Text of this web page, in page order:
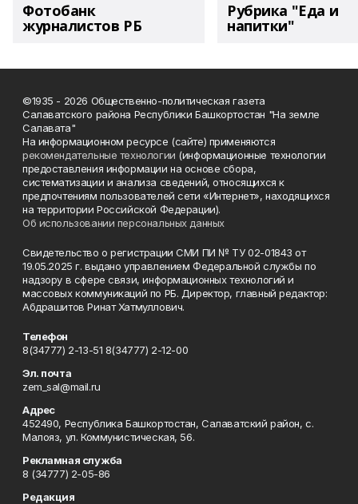
Фотобанк
журналистов РБ
Рубрика "Еда и
напитки"
©1935 - 2026 Общественно-политическая газета
Салаватского района Республики Башкортостан "На земле
Салавата"
На информационном ресурсе (сайте) применяются
рекомендательные технологии (информационные технологии
предоставления информации на основе сбора,
систематизации и анализа сведений, относящихся к
предпочтениям пользователей сети «Интернет», находящихся
на территории Российской Федерации).
Об использовании персональных данных
Свидетельство о регистрации СМИ ПИ № ТУ 02-01843 от
19.05.2025 г. выдано управлением Федеральной службы по
надзору в сфере связи, информационных технологий и
массовых коммуникаций по РБ. Директор, главный редактор:
Абдрашитов Ринат Хатмуллович.
Телефон
8(34777) 2-13-51 8(34777) 2-12-00
Эл. почта
zem_sal@mail.ru
Адрес
452490, Республика Башкортостан, Салаватский район, с.
Малояз, ул. Коммунистическая, 56.
Рекламная служба
8 (34777) 2-05-86
Редакция